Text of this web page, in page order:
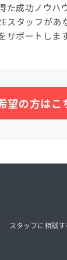
た成功ノウハ
スタッフがあ
サポートします
望の方はこ
スタッフに相談す